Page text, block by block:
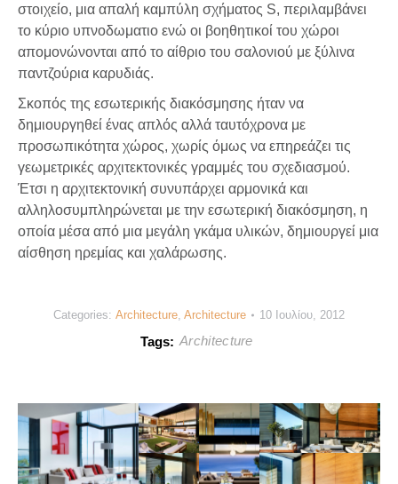
στοιχείο, μια απαλή καμπύλη σχήματος S, περιλαμβάνει
το κύριο υπνοδωματιο ενώ οι βοηθητικοί του χώροι
απομονώνονται από το αίθριο του σαλονιού με ξύλινα
παντζούρια καρυδιάς.
Σκοπός της εσωτερικής διακόσμησης ήταν να
δημιουργηθεί ένας απλός αλλά ταυτόχρονα με
προσωπικότητα χώρος, χωρίς όμως να επηρεάζει τις
γεωμετρικές αρχιτεκτονικές γραμμές του σχεδιασμού.
Έτσι η αρχιτεκτονική συνυπάρχει αρμονικά και
αλληλοσυμπληρώνεται με την εσωτερική διακόσμηση, η
οποία μέσα από μια μεγάλη γκάμα υλικών, δημιουργεί μια
αίσθηση ηρεμίας και χαλάρωσης.
Categories: Architecture Architecture 10 Ιουλίου, 2012
Tags: Architecture